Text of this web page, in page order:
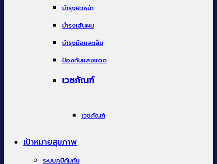
บำรุงผิวหน้า
บำรุงเส้นผม
บำรุงมือและเล็บ
ป้องกันแสงแดด
เวชภัณฑ์
เวชภัณฑ์
เป้าหมายสุขภาพ
ระบบภูมิคุ้มกัน